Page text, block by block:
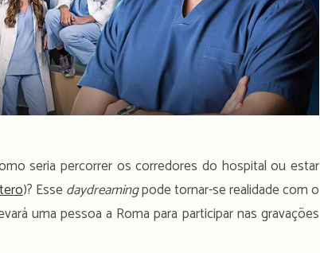
seria percorrer os corredores do hospital ou estar
)? Essedaydreamingpode tornar-se realidade com o
uma pessoa a Roma para participar nas gravações